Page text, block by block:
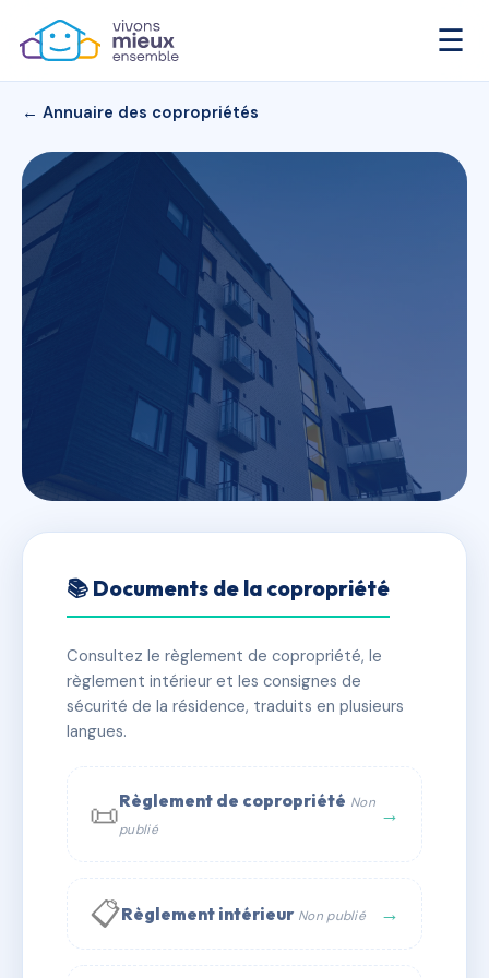
☰
← Annuaire des copropriétés
PORT MADINE
✓ Immatriculée 🏠 157 lots 🏗 4 bâtiment(s)
📞 Contacter Syndic Digital
📚 Documents de la copropriété
Consultez le règlement de copropriété, le
règlement intérieur et les consignes de
sécurité de la résidence, traduits en plusieurs
langues.
📜Règlement de copropriété Non
publié
→
📋Règlement intérieur Non publié →